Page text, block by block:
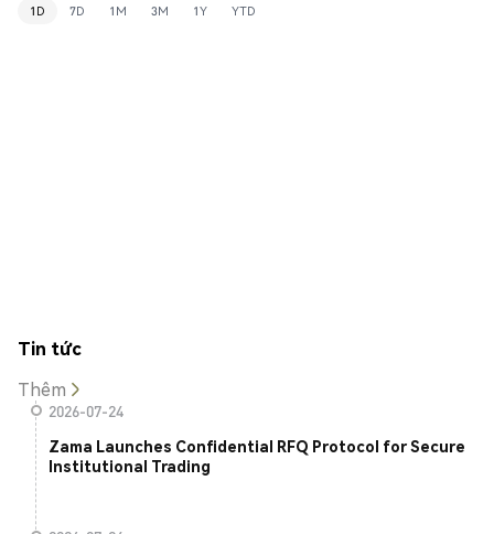
1D 7D 1M 3M 1Y YTD
Tin tức
Thêm
2026-07-24
Zama Launches Confidential RFQ Protocol for Secure
Institutional Trading